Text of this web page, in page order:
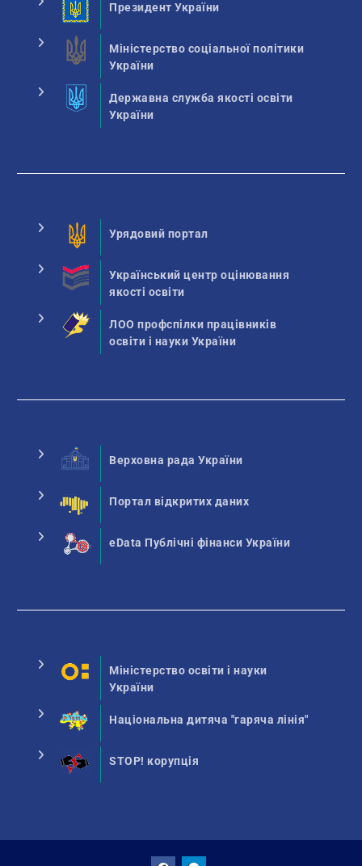
Президент України
Міністерство соціальної політики
України
Державна служба якості освіти
України
Урядовий портал
Український центр оцінювання
якості освіти
ЛОО профспілки працівників
освіти і науки України
Верховна рада України
Портал відкритих даних
eData Публічні фінанси України
Міністерство освіти і науки
України
Національна дитяча "гаряча лінія"
STOP! корупція